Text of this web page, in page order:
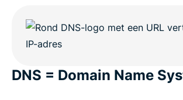
DNS = Domain Name